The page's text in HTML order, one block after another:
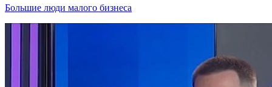
Большие люди малого бизнеса